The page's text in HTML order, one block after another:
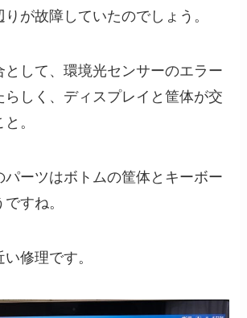
が故障していたのでしょう。
として、環境光センサーのエラー
らしく、ディスプレイと筐体が交
。
パーツはボトムの筐体とキーボー
すね。
修理です。